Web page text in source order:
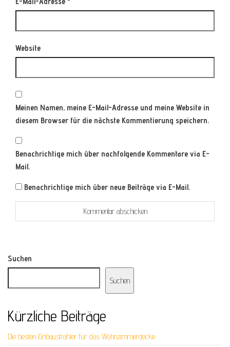
Website
Meinen Namen, meine E-Mail-Adresse und meine Website in
diesem Browser für die nächste Kommentierung speichern.
Benachrichtige mich über nachfolgende Kommentare via E-
Mail.
Benachrichtige mich über neue Beiträge via E-Mail.
Suchen
Suchen
Kürzliche Beiträge
Die besten Einbaustrahler für das Wohnzimmerdecke